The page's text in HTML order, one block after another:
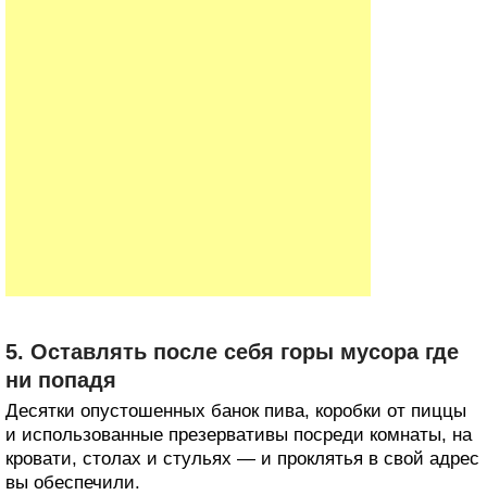
5. Оставлять после себя горы мусора где
ни попадя
Десятки опустошенных банок пива, коробки от пиццы
и использованные презервативы посреди комнаты, на
кровати, столах и стульях — и проклятья в свой адрес
вы обеспечили.